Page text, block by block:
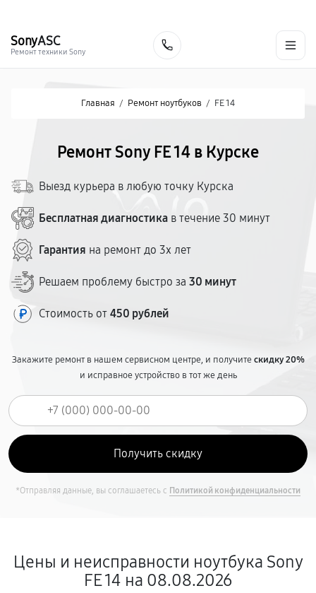
SonyASC
Ремонт техники Sony
Главная / Ремонт ноутбуков / FE 14
Ремонт Sony FE 14 в Курске
Выезд курьера в любую точку Курска
Бесплатная диагностика в течение 30 минут
Гарантия на ремонт до 3х лет
Решаем проблему быстро за 30 минут
Стоимость от 450 рублей
Закажите ремонт в нашем сервисном центре, и получитескидку 20%
и исправное устройство в тот же день
*Отправляя данные, вы соглашаетесь с Политикой конфиденциальности
Цены и неисправности ноутбука Sony
FE 14 на 08.08.2026